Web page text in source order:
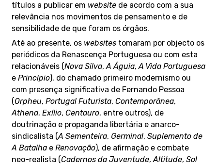
títulos a publicar em website de acordo com a sua
relevância nos movimentos de pensamento e de
sensibilidade de que foram os órgãos.
Até ao presente, os websites tomaram por objecto os
periódicos da Renascença Portuguesa ou com esta
relacionáveis (Nova Silva,A Águia,A Vida Portuguesa
e Princípio), do chamado primeiro modernismo ou
com presença significativa de Fernando Pessoa
(Orpheu, Portugal Futurista, Contemporânea,
Athena, Exílio, Centauro, entre outros), de
doutrinação e propaganda libertária e anarco-
sindicalista (A Sementeira, Germinal, Suplemento de
A Batalha e Renovação), de afirmação e combate
neo-realista (Cadernos da Juventude,Altitude, Sol